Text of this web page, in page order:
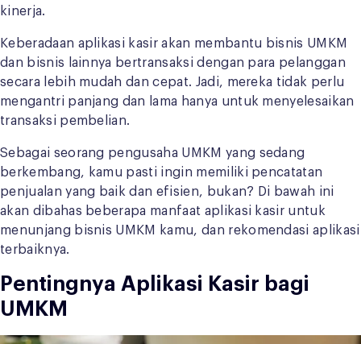
kinerja.
Keberadaan aplikasi kasir akan membantu bisnis UMKM
dan bisnis lainnya bertransaksi dengan para pelanggan
secara lebih mudah dan cepat. Jadi, mereka tidak perlu
mengantri panjang dan lama hanya untuk menyelesaikan
transaksi pembelian.
Sebagai seorang pengusaha UMKM yang sedang
berkembang, kamu pasti ingin memiliki pencatatan
penjualan yang baik dan efisien, bukan? Di bawah ini
akan dibahas beberapa manfaat aplikasi kasir untuk
menunjang bisnis UMKM kamu, dan rekomendasi aplikasi
terbaiknya.
Pentingnya Aplikasi Kasir bagi
UMKM